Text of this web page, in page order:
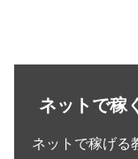
ネットで稼
ネットで稼げる